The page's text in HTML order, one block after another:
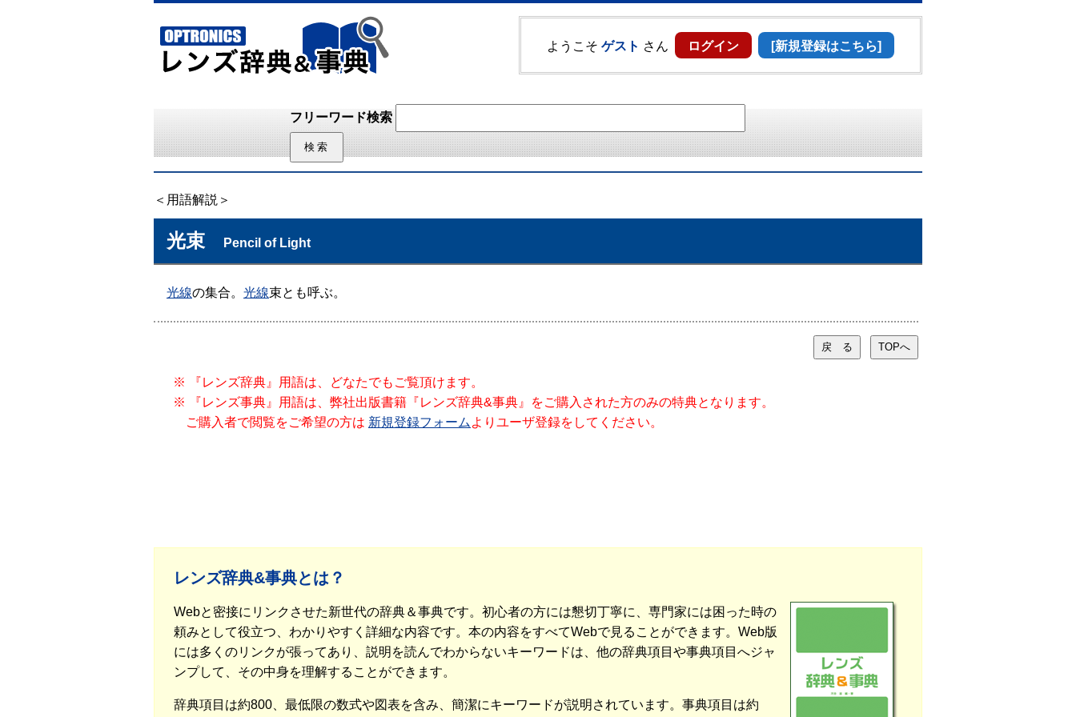
ようこそ ゲスト さん ログイン [新規登録はこちら]
フリーワード検索
＜用語解説＞
光束 Pencil of Light
光線の集合。 光線束とも呼ぶ。
※ 『レンズ辞典』用語は、どなたでもご覧頂けます。
※ 『レンズ事典』用語は、弊社出版書籍『レンズ辞典&事典』をご購入された方のみの特典となります。
ご購入者で閲覧をご希望の方は 新規登録フォーム よりユーザ登録をしてください。
レンズ辞典&事典とは？
Webと密接にリンクさせた新世代の辞典＆事典です。初心者の方には懇切丁寧に、専門家には困った時の
頼みとして役立つ、わかりやすく詳細な内容です。本の内容をすべてWebで見ることができます。Web版
には多くのリンクが張ってあり、説明を読んでわからないキーワードは、他の辞典項目や事典項目へジャ
ンプして、その中身を理解することができます。
辞典項目は約800、最低限の数式や図表を含み、簡潔にキーワードが説明されています。事典項目は約